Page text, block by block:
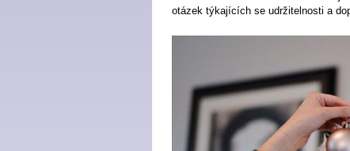
otázek týkajících se udržitelnosti a